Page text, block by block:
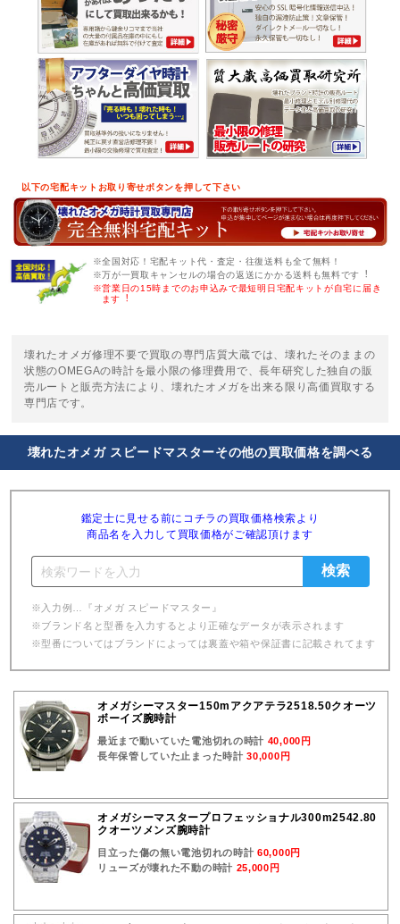
以下の宅配キットお取り寄せボタンを押して下さい
※全国対応！宅配キット代・査定・往復送料も全て無料！
※万が一買取キャンセルの場合の返送にかかる送料も無料です︕
※営業日の15時までのお申込みで最短明日宅配キットが自宅に届き
ます︕
壊れたオメガ修理不要で買取の専門店質大蔵では、壊れたそのままの
状態のOMEGAの時計を最小限の修理費用で、長年研究した独自の販
売ルートと販売方法により、壊れたオメガを出来る限り高価買取する
専門店です。
壊れたオメガ スピードマスターその他の買取価格を調べる
鑑定士に見せる前にコチラの買取価格検索より
商品名を入力して買取価格がご確認頂けます
※入力例…『オメガ スピードマスター』
※ブランド名と型番を入力するとより正確なデータが表示されます
※型番についてはブランドによっては裏蓋や箱や保証書に記載されてます
オメガシーマスター150mアクアテラ2518.50クオーツ
ボーイズ腕時計
最近まで動いていた電池切れの時計 40,000円
長年保管していた止まった時計30,000円
オメガシーマスタープロフェッショナル300m2542.80
クオーツメンズ腕時計
目立った傷の無い電池切れの時計60,000円
リューズが壊れた不動の時計 25,000円